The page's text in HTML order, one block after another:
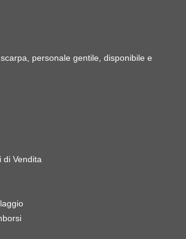
personale gentile, disponibile e
di Vendita